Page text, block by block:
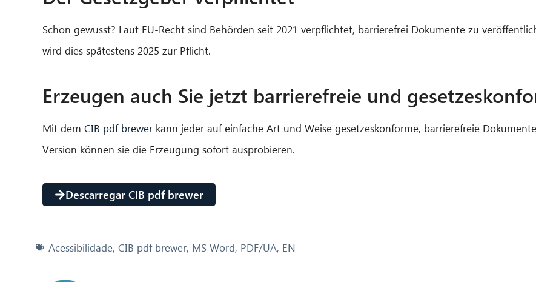
Schon gewusst? Laut EU-Recht sind Behörden seit 2021 verpflichtet, barrierefrei Dokumente zu
wird dies spätestens 2025 zur Pflicht.
Erzeugen auch Sie jetzt barrierefreie und
Mit dem CIB pdf brewer kann jeder auf einfache Art und Weise gesetzeskonforme, barrierefreie
Version können sie die Erzeugung sofort ausprobieren.
Descarregar CIB pdf brewer
Acessibilidade, CIB pdf brewer, MS Word, PDF/UA, EN